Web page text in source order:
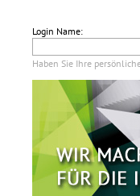
Login Name:
Haben Sie Ihre